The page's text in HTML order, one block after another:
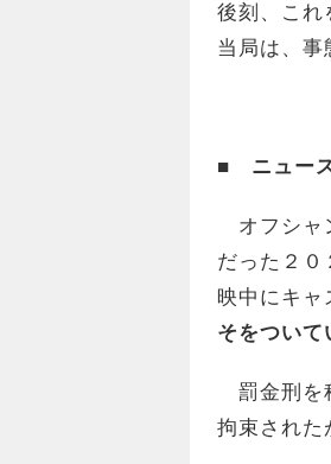
後刻、これ
当局は、事
■ ニュース
オフシャ
だった２０
映中にキャ
そをついて
罰金刑を
拘束された